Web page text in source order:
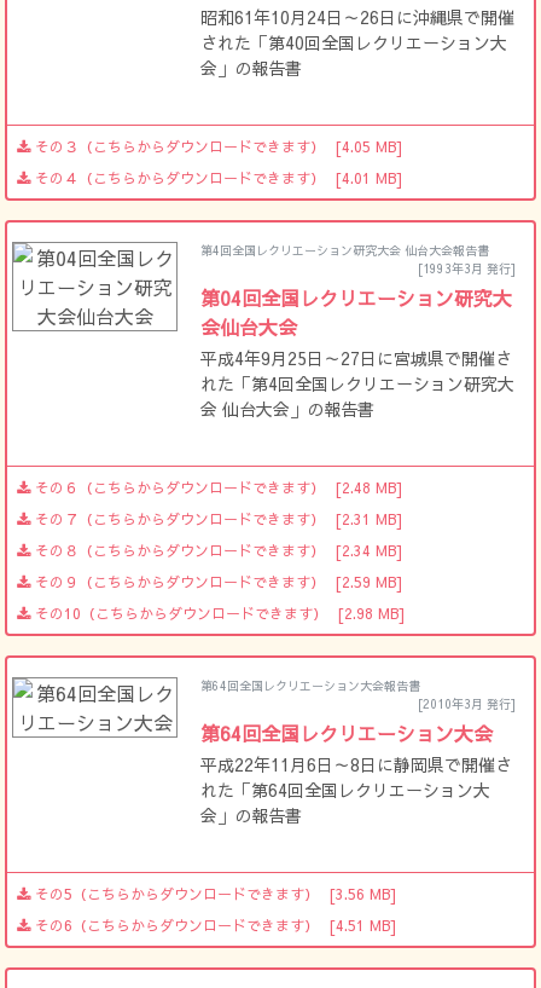
昭和61年10月24日～26日に沖縄県で開催
された「第40回全国レクリエーション大
会」の報告書
その３（こちらからダウンロードできます）
[4.05 MB]
その４（こちらからダウンロードできます）
[4.01 MB]
第4回全国レクリエーション研究大会 仙台大会報告書
[1993年3月 発行]
第04回全国レクリエーション研究大
会仙台大会
平成4年9月25日～27日に宮城県で開催さ
れた「第4回全国レクリエーション研究大
会 仙台大会」の報告書
その６（こちらからダウンロードできます）
[2.48 MB]
その７（こちらからダウンロードできます）
[2.31 MB]
その８（こちらからダウンロードできます）
[2.34 MB]
その９（こちらからダウンロードできます）
[2.59 MB]
その10（こちらからダウンロードできます）
[2.98 MB]
第64回全国レクリエーション大会報告書
[2010年3月 発行]
第64回全国レクリエーション大会
平成22年11月6日～8日に静岡県で開催さ
れた「第64回全国レクリエーション大
会」の報告書
その5（こちらからダウンロードできます）
[3.56 MB]
その6（こちらからダウンロードできます）
[4.51 MB]